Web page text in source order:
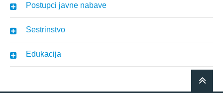
Postupci javne nabave
Sestrinstvo
Edukacija